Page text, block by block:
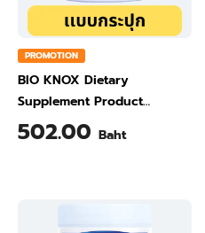
PROMOTION
BIO KNOX Dietary
Supplement Product
Calcium & Vitamin C Plus
Ginger Flavour 200 Gram
502.00 Baht